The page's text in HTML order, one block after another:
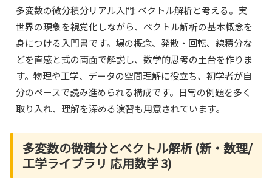
多変数の微分積分リアル入門: ベクトル解析と考える。実
世界の現象を視覚化しながら、ベクトル解析の基本概念を
身につける入門書です。場の概念、発散・回転、線積分な
どを直感と式の両面で解説し、数学的思考の土台を作りま
す。物理や工学、データの空間理解に役立ち、初学者が自
分のペースで読み進められる構成です。日常の例題を多く
取り入れ、理解を深める演習も用意されています。
多変数の微積分とベクトル解析 (新・数理/
工学ライブラリ 応用数学 3)